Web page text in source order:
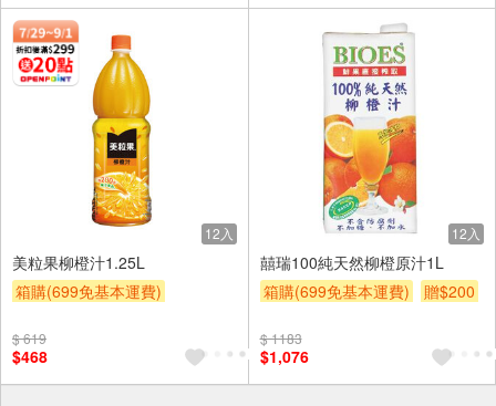
12入
美粒果柳橙汁1.25L
箱購(699免基本運費)
$ 619
$468
12入
囍瑞100純天然柳橙原汁1L
箱購(699免基本運費)
贈$200
$ 1183
$1,076